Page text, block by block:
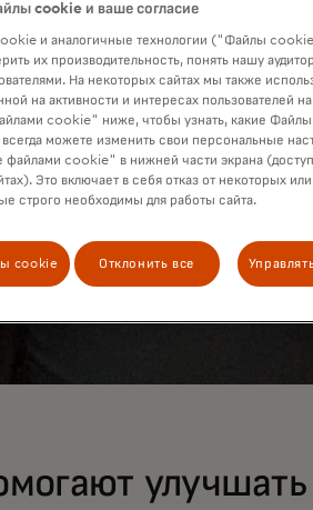
cookie и ваше согласие
и аналогичные технологии ("Файлы
их производительность, понять нашу
На некоторых сайтах мы также
на активности и интересах пользователей на
cookie" ниже, чтобы узнать, какие
можете изменить свои персональные
файлами cookie" в нижней части экрана
Это включает в себя отказ от некоторых
строго необходимы для работы сайта.
cookie Отклонить все